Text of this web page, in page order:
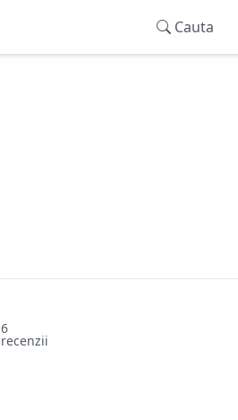
Cauta
6
recenzii